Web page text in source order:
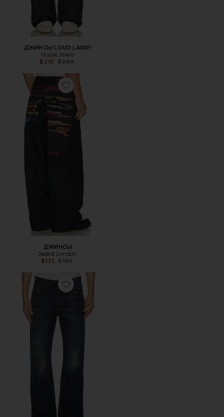
ДЖИНСЫ LOUD LARRY
Nudie Jeans
$210
Previous price:
$280
Favorite ДЖИНСЫ
ДЖИНСЫ
Jaded London
$133
Previous price:
$190
Favorite ДЖИНСЫ FLARE GLENN